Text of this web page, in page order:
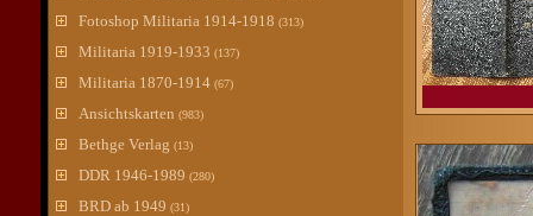
Fotoshop Militaria 1914-1918 (313)
Militaria 1919-1933 (137)
Militaria 1870-1914 (67)
Ansichtskarten (983)
Bethge Verlag (13)
DDR 1946-1989 (280)
BRD ab 1949 (31)